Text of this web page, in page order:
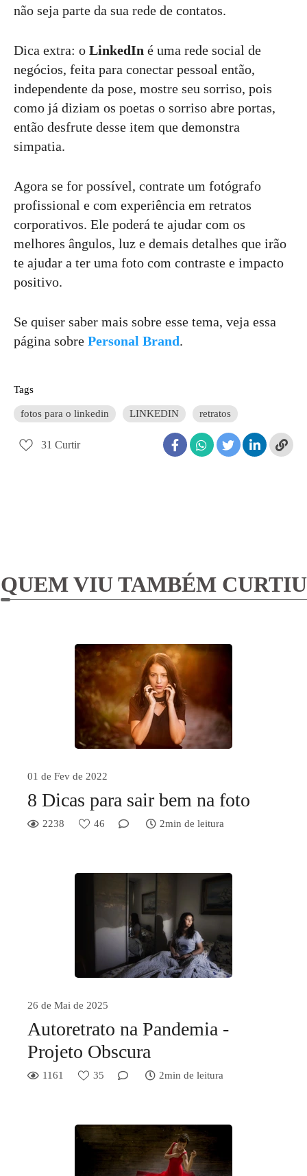
não seja parte da sua rede de contatos.
Dica extra: o LinkedIn é uma rede social de
negócios, feita para conectar pessoal então,
independente da pose, mostre seu sorriso, pois
como já diziam os poetas o sorriso abre portas,
então desfrute desse item que demonstra
simpatia.
Agora se for possível, contrate um fotógrafo
profissional e com experiência em retratos
corporativos. Ele poderá te ajudar com os
melhores ângulos, luz e demais detalhes que irão
te ajudar a ter uma foto com contraste e impacto
positivo.
Se quiser saber mais sobre esse tema, veja essa
página sobre Personal Brand.
Tags
fotos para o linkedin LINKEDIN retratos
31 Curtir
QUEM VIU TAMBÉM CURTIU
01 de Fev de 2022
8 Dicas para sair bem na foto
2238 46 2min de leitura
26 de Mai de 2025
Autoretrato na Pandemia -
Projeto Obscura
1161 35 2min de leitura